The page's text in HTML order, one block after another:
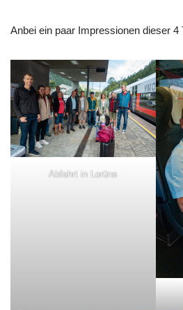
Anbei ein paar Impressionen dieser 4
Abfahrt in Lorüns